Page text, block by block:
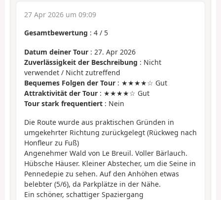
27 Apr 2026 um 09:09
Gesamtbewertung : 4 / 5
Datum deiner Tour : 27. Apr 2026
Zuverlässigkeit der Beschreibung : Nicht
verwendet / Nicht zutreffend
Bequemes Folgen der Tour : ★★★★☆ Gut
Attraktivität der Tour : ★★★★☆ Gut
Tour stark frequentiert : Nein
Die Route wurde aus praktischen Gründen in
umgekehrter Richtung zurückgelegt (Rückweg nach
Honfleur zu Fuß)
Angenehmer Wald von Le Breuil. Voller Bärlauch.
Hübsche Häuser. Kleiner Abstecher, um die Seine in
Pennedepie zu sehen. Auf den Anhöhen etwas
belebter (5/6), da Parkplätze in der Nähe.
Ein schöner, schattiger Spaziergang